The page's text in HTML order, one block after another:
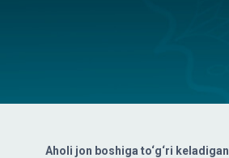
Aholi jon boshiga to‘g‘ri keladigan